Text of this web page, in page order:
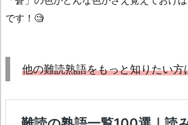
です！🧐
他の難読熟語をもっと知りたい方